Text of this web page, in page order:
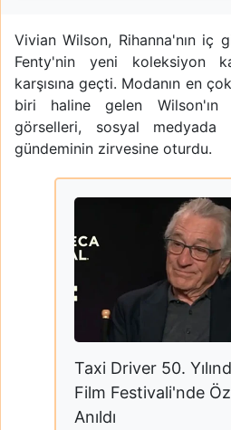
Vivian Wilson, Rihanna'nın iç
Fenty'nin yeni koleksiyon
karşısına geçti. Modanın en
biri haline gelen Wilson'ın
görselleri, sosyal medyada
gündeminin zirvesine oturdu.
Taxi Driver 50.
Film Festivali'nde
Anıldı